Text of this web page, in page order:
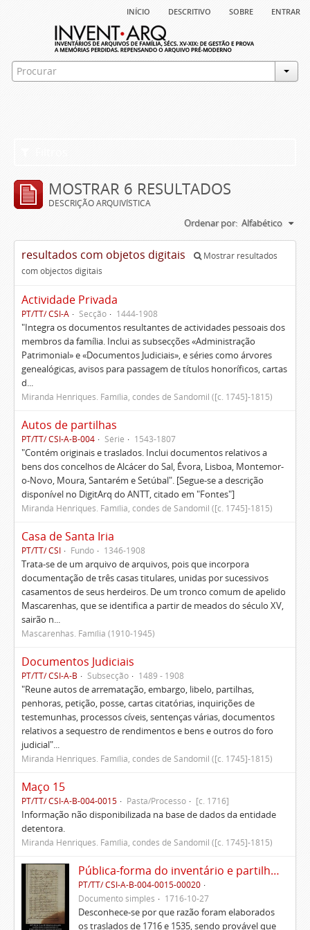
início descritivo sobre entrar
MOSTRAR 6 RESULTADOS
DESCRIÇÃO ARQUIVÍSTICA
Ordenar por: Alfabético
resultados com objetos digitais
Mostrar resultados
com objectos digitais
Actividade Privada
PT/TT/ CSI-A Secção 1444-1908
"Integra os documentos resultantes de actividades pessoais dos
membros da família. Inclui as subsecções «Administração
Patrimonial» e «Documentos Judiciais», e séries como árvores
genealógicas, avisos para passagem de títulos honoríficos, cartas
d...
Miranda Henriques. Família, condes de Sandomil ([c. 1745]-1815)
Autos de partilhas
PT/TT/ CSI-A-B-004 Série 1543-1807
"Contém originais e traslados. Inclui documentos relativos a
bens dos concelhos de Alcácer do Sal, Évora, Lisboa, Montemor-
o-Novo, Moura, Santarém e Setúbal". [Segue-se a descrição
disponível no DigitArq do ANTT, citado em "Fontes"]
Miranda Henriques. Família, condes de Sandomil ([c. 1745]-1815)
Casa de Santa Iria
PT/TT/ CSI Fundo 1346-1908
Trata-se de um arquivo de arquivos, pois que incorpora
documentação de três casas titulares, unidas por sucessivos
casamentos de seus herdeiros. De um tronco comum de apelido
Mascarenhas, que se identifica a partir de meados do século XV,
sairão n...
Mascarenhas. Família (1910-1945)
Documentos Judiciais
PT/TT/ CSI-A-B Subsecção 1489 - 1908
"Reune autos de arrematação, embargo, libelo, partilhas,
penhoras, petição, posse, cartas citatórias, inquirições de
testemunhas, processos cíveis, sentenças várias, documentos
relativos a sequestro de rendimentos e bens e outros do foro
judicial"...
Miranda Henriques. Família, condes de Sandomil ([c. 1745]-1815)
Maço 15
PT/TT/ CSI-A-B-004-0015 Pasta/Processo [c. 1716]
Informação não disponibilizada na base de dados da entidade
detentora.
Miranda Henriques. Família, condes de Sandomil ([c. 1745]-1815)
Pública-forma do inventário e partilhas dos bens de Vasco Queimado
PT/TT/ CSI-A-B-004-0015-00020
Documento simples
1716-10-27
Desconhece-se por que razão foram elaborados
os traslados de 1716 e 1535, sendo provável que